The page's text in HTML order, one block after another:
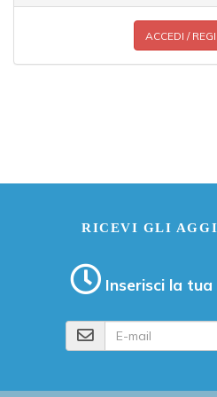
ACCEDI /
RICEVI GLI
Inserisci la